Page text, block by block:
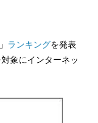
」 ランキングを発表
象にインターネッ